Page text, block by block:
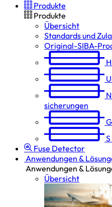
Produkte
Produkte
Übersicht
Standards und
Original-SIBA-
sicherungen
S
Fuse Detector
Anwendungen &
Anwendungen &
Übersicht